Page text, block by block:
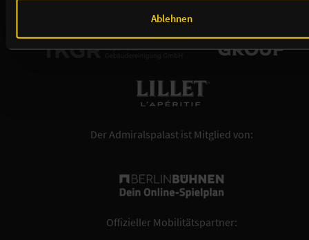
Ablehnen
Der Admiralspalast ist Mitglied von:
Offizieller Mobilitätspartner: